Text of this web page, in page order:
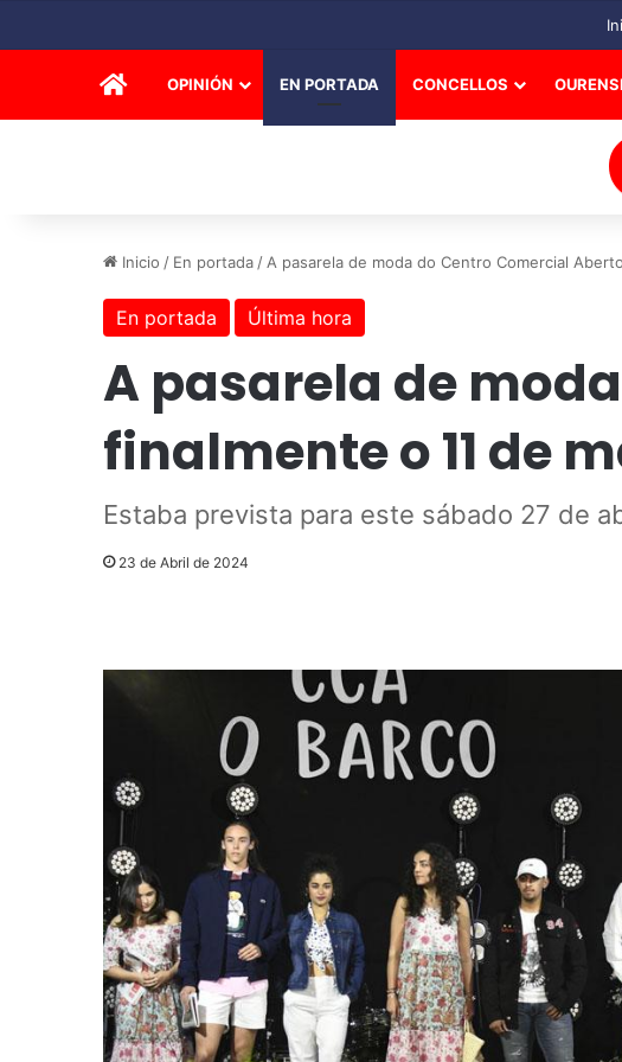
INICIOOPINIÓN EN PORTADA CONCELLOS
Inicio / En portada / A pasarela de moda do Centro Comercial
En portada Última hora
A pasarela de
finalmente o 11 de
Estaba prevista para este sábado 27 de
23 de Abril de 2024